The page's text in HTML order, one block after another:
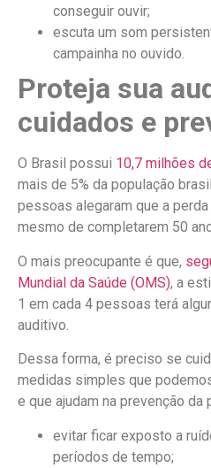
conseguir ouvir;
escuta um som
campainha no ouvido.
Proteja sua
cuidados e
O Brasil possui 10,7 milhões
mais de 5% da população
pessoas alegaram que a
mesmo de completarem 50
O mais preocupante é que,
Mundial da Saúde (OMS), a
1 em cada 4 pessoas terá
auditivo.
Dessa forma, é preciso se
medidas simples que
e que ajudam na prevenção da
evitar ficar exposto a
períodos de tempo;